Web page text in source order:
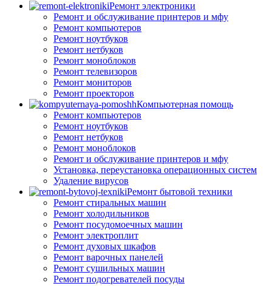
Ремонт электроники
Ремонт и обслуживание принтеров и мфу
Ремонт компьютеров
Ремонт ноутбуков
Ремонт нетбуков
Ремонт моноблоков
Ремонт телевизоров
Ремонт мониторов
Ремонт проекторов
Компьютерная помощь
Ремонт компьютеров
Ремонт ноутбуков
Ремонт нетбуков
Ремонт моноблоков
Ремонт и обслуживание принтеров и мфу
Установка, переустановка операционных систем
Удаление вирусов
Ремонт бытовой техники
Ремонт стиральных машин
Ремонт холодильников
Ремонт посудомоечных машин
Ремонт электроплит
Ремонт духовых шкафов
Ремонт варочных панелей
Ремонт сушильных машин
Ремонт подогревателей посуды